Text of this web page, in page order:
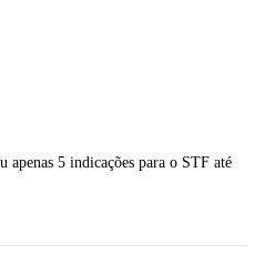
apenas 5 indicações para o STF até